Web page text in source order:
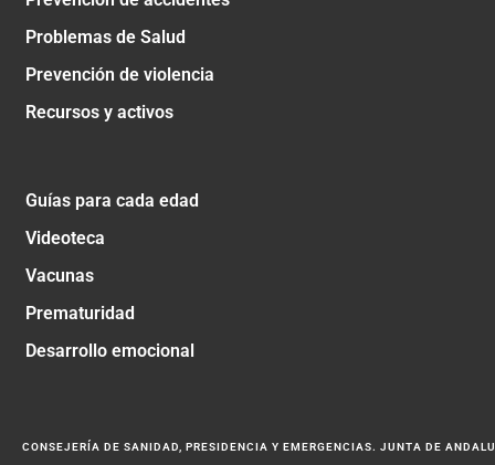
Problemas de Salud
Prevención de violencia
Recursos y activos
Guías para cada edad
Videoteca
Vacunas
Prematuridad
Desarrollo emocional
CONSEJERÍA DE SANIDAD, PRESIDENCIA Y EMERGENCIAS. JUNTA DE